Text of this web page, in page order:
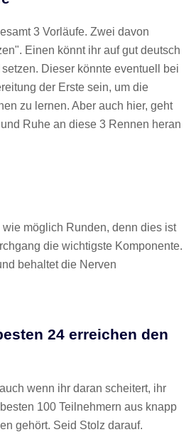
3 Vorläufe. Zwei davon
Einen könnt ihr auf gut deutsch
Dieser könnte eventuell bei
der Erste sein, um die
zu lernen. Aber auch hier, geht
Ruhe an diese 3 Rennen heran
wie möglich Runden, denn dies ist
die wichtigste Komponente.
behaltet die Nerven
24 erreichen den
wenn ihr daran scheitert, ihr
100 Teilnehmern aus knapp
gehört. Seid Stolz darauf.